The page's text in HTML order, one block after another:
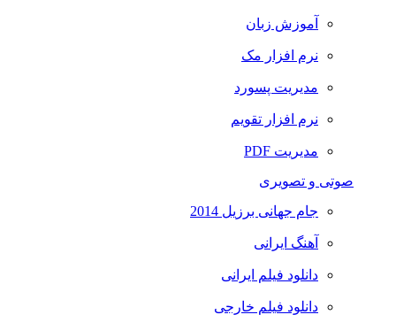
آموزش زبان
نرم افزار مک
مدیریت پسورد
نرم افزار تقویم
مدیریت PDF
صوتی و تصویری
جام جهانی برزیل 2014
آهنگ ایرانی
دانلود فیلم ایرانی
دانلود فیلم خارجی